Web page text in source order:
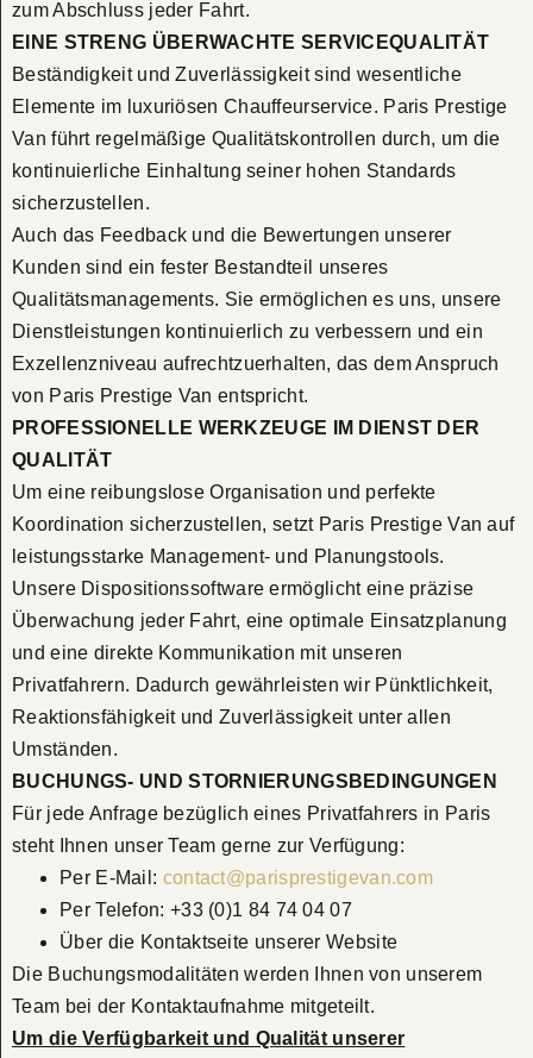
zum Abschluss jeder Fahrt.
EINE STRENG ÜBERWACHTE SERVICEQUALITÄT
Beständigkeit und Zuverlässigkeit sind wesentliche
Elemente im luxuriösen Chauffeurservice. Paris Prestige
Van führt regelmäßige Qualitätskontrollen durch, um die
kontinuierliche Einhaltung seiner hohen Standards
sicherzustellen.
Auch das Feedback und die Bewertungen unserer
Kunden sind ein fester Bestandteil unseres
Qualitätsmanagements. Sie ermöglichen es uns, unsere
Dienstleistungen kontinuierlich zu verbessern und ein
Exzellenzniveau aufrechtzuerhalten, das dem Anspruch
von Paris Prestige Van entspricht.
PROFESSIONELLE WERKZEUGE IM DIENST DER
QUALITÄT
Um eine reibungslose Organisation und perfekte
Koordination sicherzustellen, setzt Paris Prestige Van auf
leistungsstarke Management- und Planungstools.
Unsere Dispositionssoftware ermöglicht eine präzise
Überwachung jeder Fahrt, eine optimale Einsatzplanung
und eine direkte Kommunikation mit unseren
Privatfahrern. Dadurch gewährleisten wir Pünktlichkeit,
Reaktionsfähigkeit und Zuverlässigkeit unter allen
Umständen.
BUCHUNGS- UND STORNIERUNGSBEDINGUNGEN
Für jede Anfrage bezüglich eines Privatfahrers in Paris
steht Ihnen unser Team gerne zur Verfügung:
Per E-Mail: contact@parisprestigevan.com
Per Telefon: +33 (0)1 84 74 04 07
Über die Kontaktseite unserer Website
Die Buchungsmodalitäten werden Ihnen von unserem
Team bei der Kontaktaufnahme mitgeteilt.
Um die Verfügbarkeit und Qualität unserer